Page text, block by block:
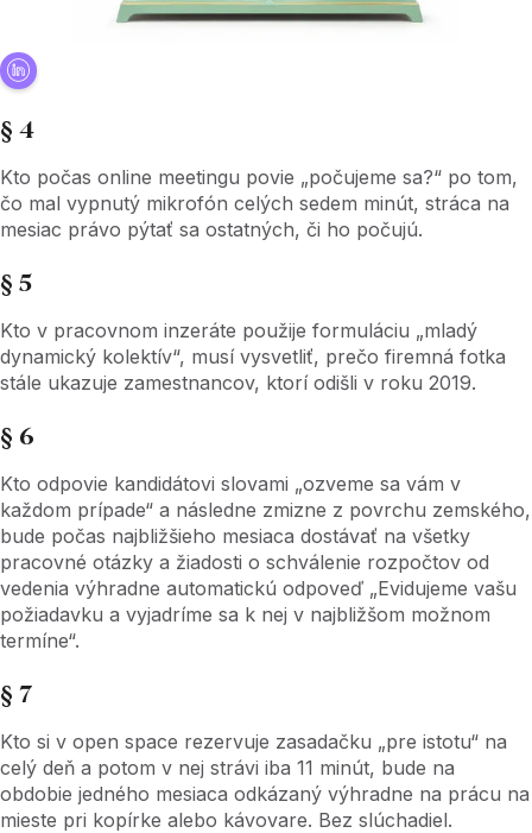
§ 4
Kto počas online meetingu povie „počujeme sa?“ po tom,
čo mal vypnutý mikrofón celých sedem minút, stráca na
mesiac právo pýtať sa ostatných, či ho počujú.
§ 5
Kto v pracovnom inzeráte použije formuláciu „mladý
dynamický kolektív“, musí vysvetliť, prečo firemná fotka
stále ukazuje zamestnancov, ktorí odišli v roku 2019.
§ 6
Kto odpovie kandidátovi slovami „ozveme sa vám v
každom prípade“ a následne zmizne z povrchu zemského,
bude počas najbližšieho mesiaca dostávať na všetky
pracovné otázky a žiadosti o schválenie rozpočtov od
vedenia výhradne automatickú odpoveď „Evidujeme vašu
požiadavku a vyjadríme sa k nej v najbližšom možnom
termíne“.
§ 7
Kto si v open space rezervuje zasadačku „pre istotu“ na
celý deň a potom v nej strávi iba 11 minút, bude na
obdobie jedného mesiaca odkázaný výhradne na prácu na
mieste pri kopírke alebo kávovare. Bez slúchadiel.